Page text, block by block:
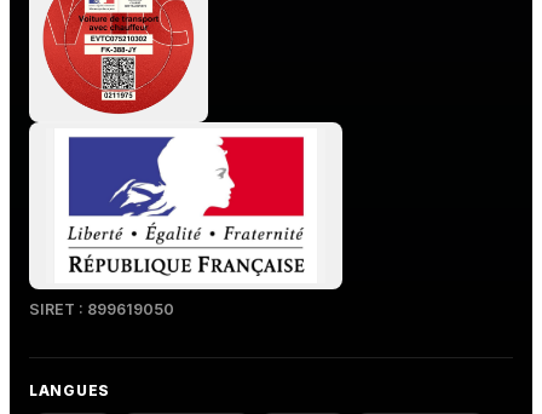
SIRET : 899619050
LANGUES